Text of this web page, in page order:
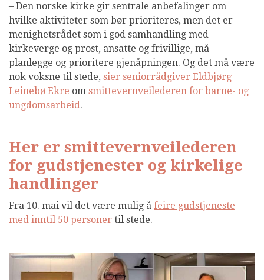
– Den norske kirke gir sentrale anbefalinger om
hvilke aktiviteter som bør prioriteres, men det er
menighetsrådet som i god samhandling med
kirkeverge og prost, ansatte og frivillige, må
planlegge og prioritere gjenåpningen. Og det må være
nok voksne til stede, sier seniorrådgiver Eldbjørg
Leinebø Ekre om smittevernveilederen for barne- og
ungdomsarbeid.
Her er smittevernveilederen
for gudstjenester og kirkelige
handlinger
Fra 10. mai vil det være mulig å feire gudstjeneste
med inntil 50 personer til stede.